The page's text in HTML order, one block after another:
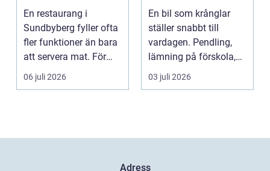
vardagsrum
En restaurang i
Sundbyberg fyller ofta
fler funktioner än bara
att servera mat. För
många blir den s...
06 juli 2026
bilen att hålla
längre
En bil som krånglar
ställer snabbt till
vardagen. Pendling,
lämning på förskola,
utflykter och storh...
03 juli 2026
Adress